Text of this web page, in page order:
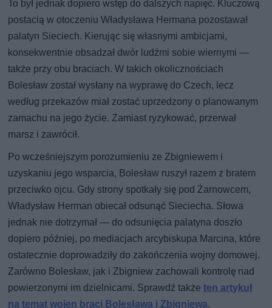
To był jednak dopiero wstęp do dalszych napięć. Kluczową
postacią w otoczeniu Władysława Hermana pozostawał
palatyn Sieciech. Kierując się własnymi ambicjami,
konsekwentnie obsadzał dwór ludźmi sobie wiernymi —
także przy obu braciach. W takich okolicznościach
Bolesław został wysłany na wyprawę do Czech, lecz
według przekazów miał zostać uprzedzony o planowanym
zamachu na jego życie. Zamiast ryzykować, przerwał
marsz i zawrócił.
Po wcześniejszym porozumieniu ze Zbigniewem i
uzyskaniu jego wsparcia, Bolesław ruszył razem z bratem
przeciwko ojcu. Gdy strony spotkały się pod Żarnowcem,
Władysław Herman obiecał odsunąć Sieciecha. Słowa
jednak nie dotrzymał — do odsunięcia palatyna doszło
dopiero później, po mediacjach arcybiskupa Marcina, które
ostatecznie doprowadziły do zakończenia wojny domowej.
Zarówno Bolesław, jak i Zbigniew zachowali kontrolę nad
powierzonymi im dzielnicami. Sprawdź takżeten artykuł
na temat wojen braci Bolesława i Zbigniewa.